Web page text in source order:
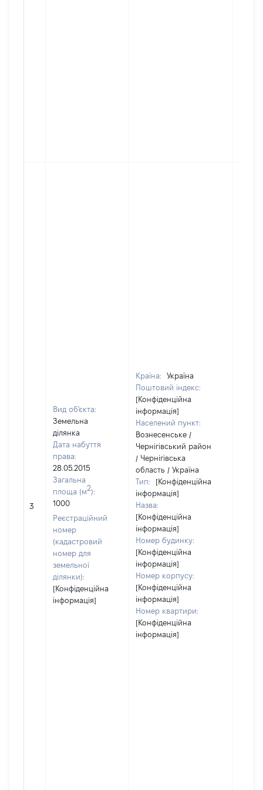
3
Вид об'єкта:
Земельна
ділянка
Дата набуття
права:
28.05.2015
Загальна
площа (м2):
1000
Реєстраційний
номер
(кадастровий
номер для
земельної
ділянки):
[Конфіденційна
інформація]
Країна:
Україна
Поштовий індекс:
[Конфіденційна
інформація]
Населений пункт:
Вознесенське /
Чернігівський район
/ Чернігівська
область / Україна
Тип:
[Конфіденційна
інформація]
Назва:
[Конфіденційна
інформація]
Номер будинку:
[Конфіденційна
інформація]
Номер корпусу:
[Конфіденційна
інформація]
Номер квартири:
[Конфіденційна
інформація]